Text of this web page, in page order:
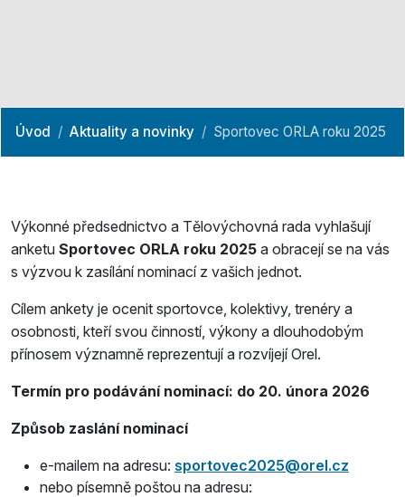
Úvod Aktuality a novinky Sportovec ORLA roku 2025
Výkonné předsednictvo a Tělovýchovná rada vyhlašují
anketu Sportovec ORLA roku 2025 a obracejí se na vás
s výzvou k zasílání nominací z vašich jednot.
Cílem ankety je ocenit sportovce, kolektivy, trenéry a
osobnosti, kteří svou činností, výkony a dlouhodobým
přínosem významně reprezentují a rozvíjejí Orel.
Termín pro podávání nominací: do 20. února 2026
Způsob zaslání nominací
e-mailem na adresu: sportovec2025@orel.cz
nebo písemně poštou na adresu: